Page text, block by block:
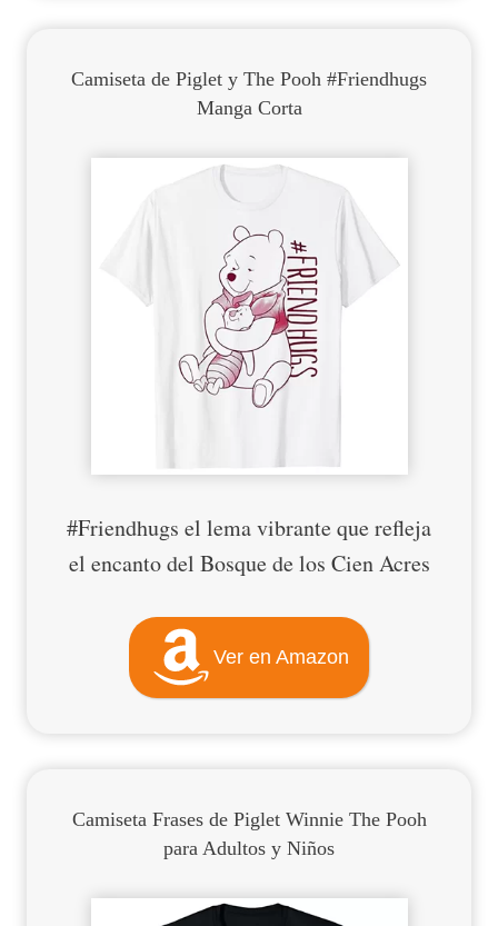
Camiseta de Piglet y The Pooh #Friendhugs
Manga Corta
#Friendhugs el lema vibrante que refleja
el encanto del Bosque de los Cien Acres
Ver en Amazon
Camiseta Frases de Piglet Winnie The Pooh
para Adultos y Niños